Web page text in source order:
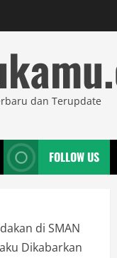
dan Terupdate
FOLLOW US
di SMAN
Dikabarkan